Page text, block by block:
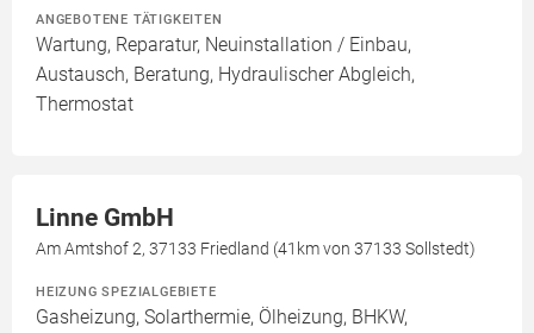
ANGEBOTENE TÄTIGKEITEN
Wartung, Reparatur, Neuinstallation / Einbau,
Austausch, Beratung, Hydraulischer Abgleich,
Thermostat
Linne GmbH
Am Amtshof 2, 37133 Friedland (41km von 37133 Sollstedt)
HEIZUNG SPEZIALGEBIETE
Gasheizung, Solarthermie, Ölheizung, BHKW,